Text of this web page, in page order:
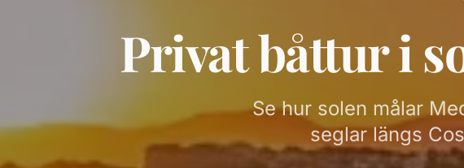
Privat båttur i
Se hur solen målar
seglar längs